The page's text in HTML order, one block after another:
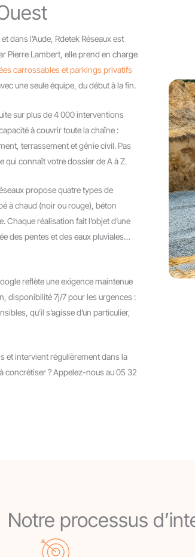
dans l’Aude, Rdetek Réseaux est
Pierre Lambert, elle prend en charge
carrossables et parkings privatifs
une seule équipe, du début à la fin.
sur plus de 4 000 interventions
à couvrir toute la chaîne :
terrassement et génie civil. Pas
connaît votre dossier de A à Z.
propose quatre types de
à chaud (noir ou rouge), béton
réalisation fait l’objet d’une
des pentes et des eaux pluviales…
reflète une exigence maintenue
disponibilité 7j/7 pour les urgences :
qu’il s’agisse d’un particulier,
et intervient régulièrement dans la
concrétiser ? Appelez-nous au 05 32
Notre processus